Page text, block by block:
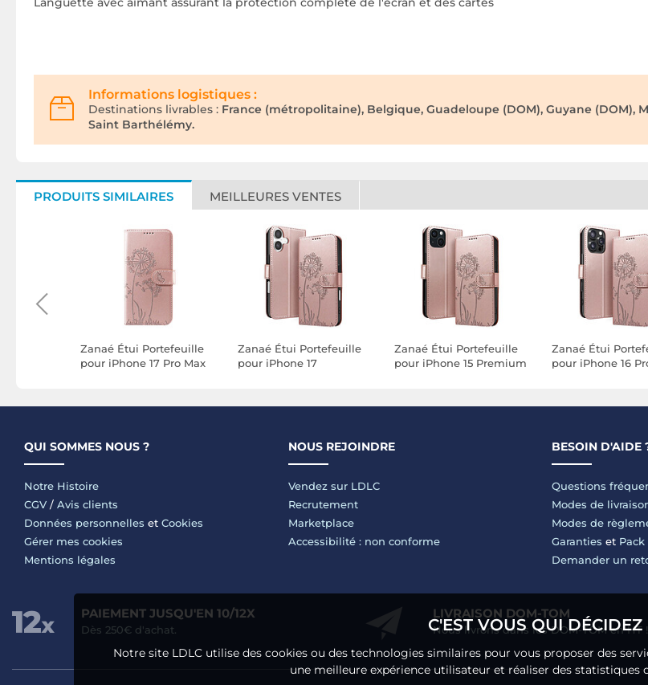
Informations logistiques :
Destinations livrables : France (métropolitaine), Belgique, Guadeloupe (DOM), Guyane (DOM),
Saint Barthélémy.
PRODUITS SIMILAIRES MEILLEURES VENTES
Zanaé Étui Portefeuille
pour iPhone 17 Pro Max
champagne
Zanaé Étui Portefeuille
pour iPhone 17
champagne
Zanaé Étui Portefeuille
pour iPhone 15 Premium
Zanaé Étui
pour iPhone 16
champagne
QUI SOMMES NOUS ?
Notre Histoire
CGV / Avis clients
Données personnelles et Cookies
Gérer mes cookies
Mentions légales
NOUS REJOINDRE
Vendez sur LDLC
Recrutement
Marketplace
Accessibilité : non conforme
BESOIN D'AIDE
Questions
Modes de
Modes de
Garanties et
Demander un
PAIEMENT JUSQU'EN 10/12X
Dès 250€ d'achat.
LIVRAISON DOM-TOM
Nous livrons dans les DOM-TOM en HT !
C'EST VOUS QUI DÉCIDEZ
Notre site LDLC utilise des cookies ou des technologies similaires pour vous proposer des
une meilleure expérience utilisateur et réaliser des statistiques